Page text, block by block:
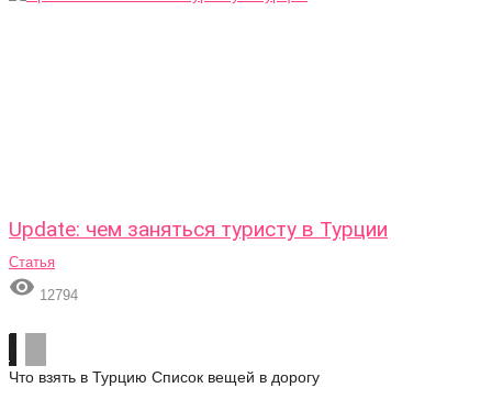
Update: чем заняться туристу в Турции
Статья
 12794
Что взять в Турцию Список вещей в дорогу